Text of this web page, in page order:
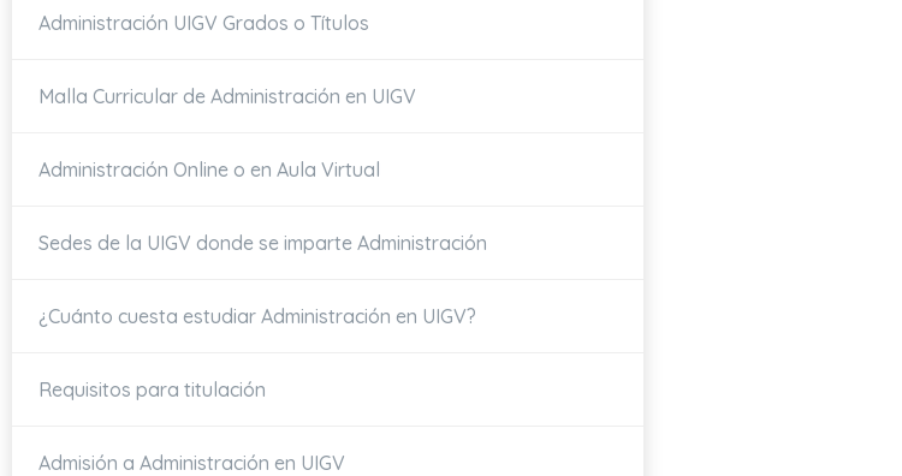
Administración UIGV Grados o Títulos
Malla Curricular de Administración en UIGV
Administración Online o en Aula Virtual
Sedes de la UIGV donde se imparte Administración
¿Cuánto cuesta estudiar Administración en UIGV?
Requisitos para titulación
Admisión a Administración en UIGV